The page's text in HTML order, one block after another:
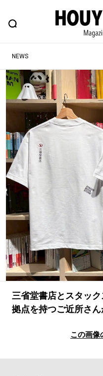
FEATURE
ヒップなファッション、カル
#注目のタグ
#SHOPPING ADDICT
#ESSENTIAL DESIGNS
#NEW VINTAGE #
#路地裏てぃーん。
#GH 銘品の所以 #
#Commune H
#ととけん #FASHION
#LIFESTYLE
#SPORTS
NEWS
三省堂書店とスタッ
拠点を持つご近所さ
この画像